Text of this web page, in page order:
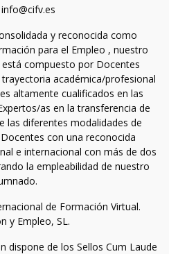
y reconocida como
para el Empleo , nuestro
compuesto por Docentes
académica/profesional
altamente cualificados en las
as en la transferencia de
las diferentes modalidades de
con una reconocida
e internacional con más de dos
la empleabilidad de nuestro
de Formación Virtual.
y Empleo, SL.
dispone de los Sellos Cum Laude